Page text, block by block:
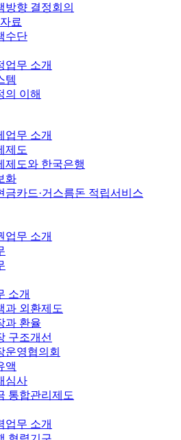
방향 결정회의
료
수단
업무 소개
템
의 이해
업무 소개
제도
제도와 한국은행
화
금카드·거스름돈 적립서비스
업무 소개
소개
과 외환제도
과 환율
구조개선
운영협의회
액
심사
통합관리제도
업무 소개